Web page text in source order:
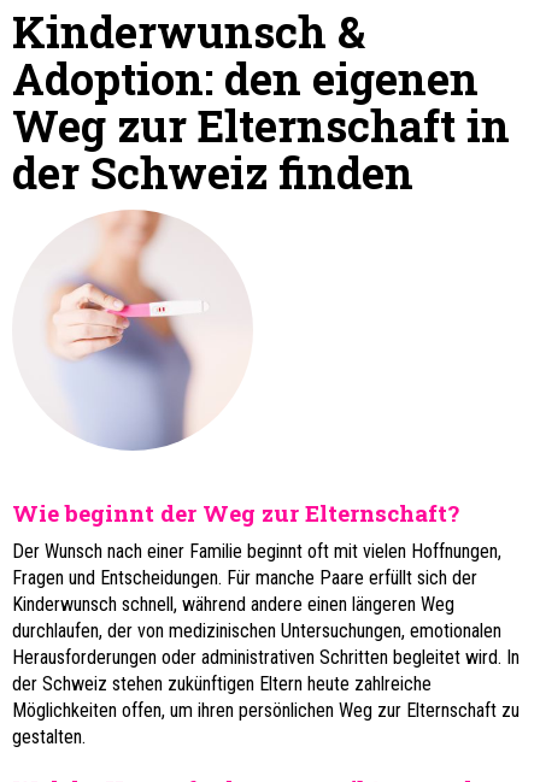
Kinderwunsch &
Adoption: den eigenen
Weg zur Elternschaft in
der Schweiz finden
Wie beginnt der Weg zur Elternschaft?
Der Wunsch nach einer Familie beginnt oft mit vielen Hoffnungen,
Fragen und Entscheidungen. Für manche Paare erfüllt sich der
Kinderwunsch schnell, während andere einen längeren Weg
durchlaufen, der von medizinischen Untersuchungen, emotionalen
Herausforderungen oder administrativen Schritten begleitet wird. In
der Schweiz stehen zukünftigen Eltern heute zahlreiche
Möglichkeiten offen, um ihren persönlichen Weg zur Elternschaft zu
gestalten.